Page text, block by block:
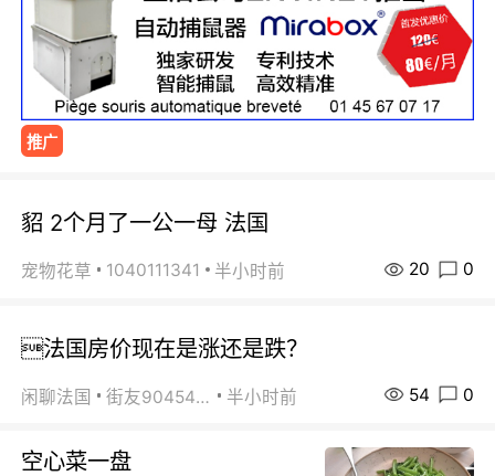
推广
貂 2个月了一公一母 法国
宠物花草 1040111341 半小时前 20 0
法国房价现在是涨还是跌？
闲聊法国 街友90454511 半小时前 54 0
空心菜一盘